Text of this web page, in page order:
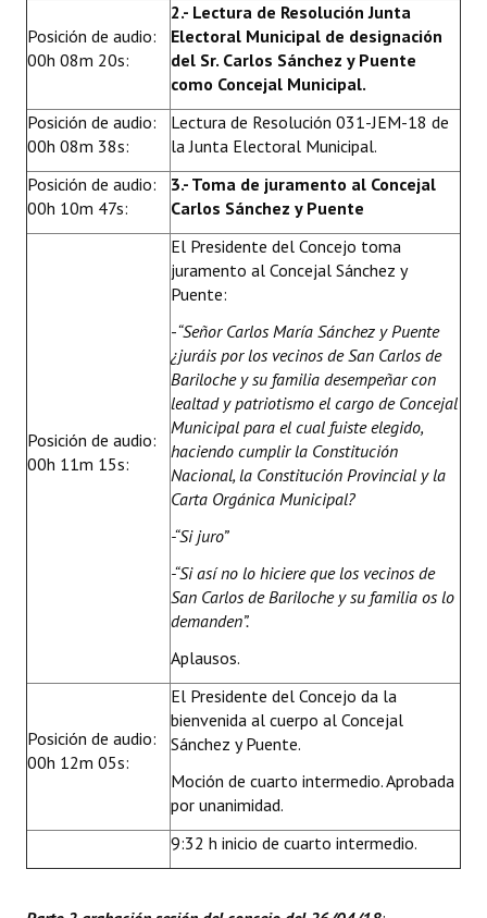
Posición de audio:
00h 08m 20s:
2.- Lectura de Resolución Junta
Electoral Municipal de designación
del Sr. Carlos Sánchez y Puente
como Concejal Municipal.
Posición de audio:
00h 08m 38s:
Lectura de Resolución 031-JEM-18 de
la Junta Electoral Municipal.
Posición de audio:
00h 10m 47s:
3.- Toma de juramento al Concejal
Carlos Sánchez y Puente
Posición de audio:
00h 11m 15s:
El Presidente del Concejo toma
juramento al Concejal Sánchez y
Puente:
-“Señor Carlos María Sánchez y Puente
¿juráis por los vecinos de San Carlos de
Bariloche y su familia desempeñar con
lealtad y patriotismo el cargo de Concejal
Municipal para el cual fuiste elegido,
haciendo cumplir la Constitución
Nacional, la Constitución Provincial y la
Carta Orgánica Municipal?
-“Si juro”
-“Si así no lo hiciere que los vecinos de
San Carlos de Bariloche y su familia os lo
demanden”.
Aplausos.
Posición de audio:
00h 12m 05s:
El Presidente del Concejo da la
bienvenida al cuerpo al Concejal
Sánchez y Puente.
Moción de cuarto intermedio. Aprobada
por unanimidad.
9:32 h inicio de cuarto intermedio.